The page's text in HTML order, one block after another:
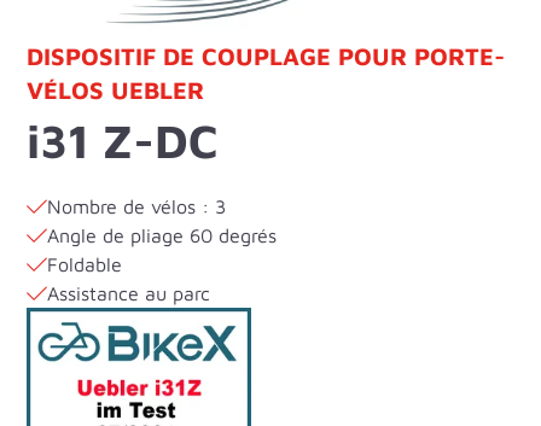
DISPOSITIF DE COUPLAGE POUR PORTE-
VÉLOS UEBLER
i31 Z-DC
Nombre de vélos : 3
Angle de pliage 60 degrés
Foldable
Assistance au parc